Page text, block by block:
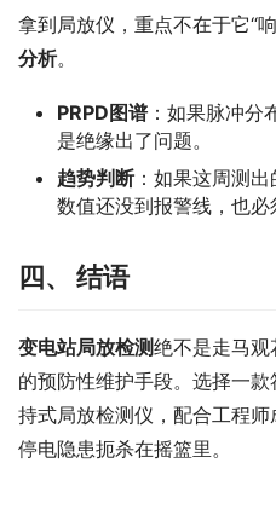
拿到局放仪，重点不在于它“
分析。
PRPD图谱：如果脉冲分
是绝缘出了问题。
趋势判断 ：如果这周测
数值还没到报警线，也必
四、 结语
变电站局放检测绝不是走马观
的预防性维护手段。选择一
持式局放检测仪，配合工程
停电隐患扼杀在摇篮里。